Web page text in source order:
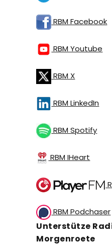
RBM Facebook
RBM Youtube
RBM X
RBM LinkedIn
RBM Spotify
RBM IHeart
RBM Podchaser
Unterstütze
Morgenroete